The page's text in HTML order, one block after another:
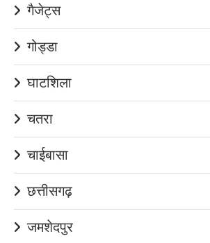
गैजेट्स
गोड्डा
घाटशिला
चतरा
चाईबासा
छत्तीसगढ़
जमशेदपुर